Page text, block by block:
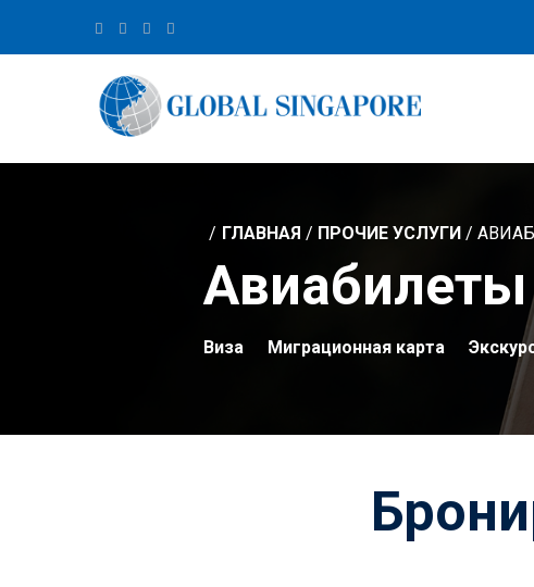
ГЛАВНАЯ / ПРОЧИЕ УСЛУГИ /
Авиабилеты
Виза Миграционная карта